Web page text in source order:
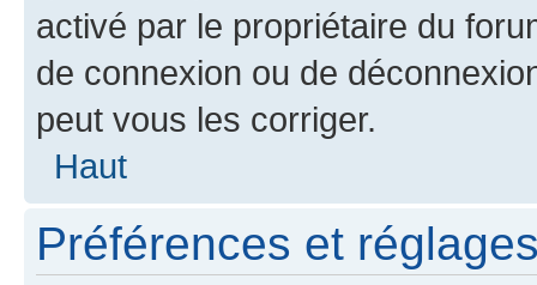
activé par le propriétaire du
de connexion ou de
peut vous les corriger.
Haut
Préférences et